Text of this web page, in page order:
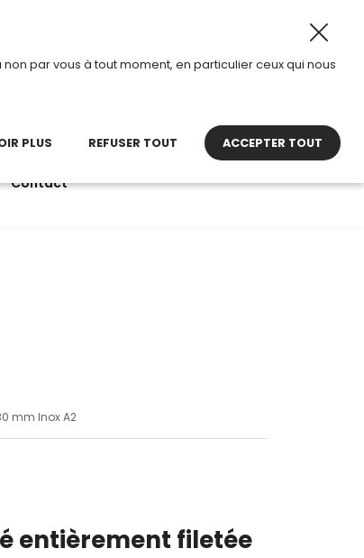
passe en mode été. • Horaires d’ouverture :
Contact
mm Inox A2
entièrement filetée
par vous à tout moment, en particulier ceux qui nous
PLUS REFUSER TOUT ACCEPTER TOUT